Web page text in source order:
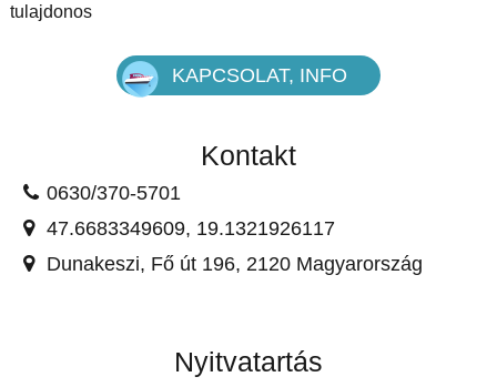
tulajdonos
KAPCSOLAT, INFO
Kontakt
0630/370-5701
47.6683349609, 19.1321926117
Dunakeszi, Fő út 196, 2120 Magyarország
Nyitvatartás